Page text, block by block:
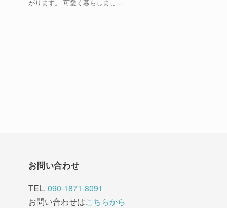
がります。 可愛く暮らしまし...
お問い合わせ
TEL. 090-1871-8091
お問い合わせはこちらから